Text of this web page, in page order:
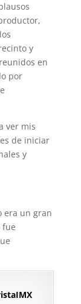
y
en
por
ver mis
de iniciar
y
era un gran
fue